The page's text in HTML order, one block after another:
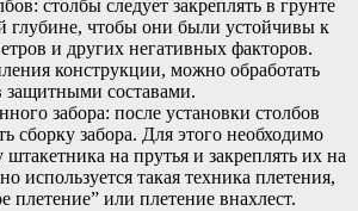
столбы следует закреплять в грунте
глубине, чтобы они были устойчивы к
и других негативных факторов.
конструкции, можно обработать
защитными составами.
забора: после установки столбов
сборку забора. Для этого необходимо
штакетника на прутья и закреплять их на
используется такая техника плетения,
плетение” или плетение внахлест.